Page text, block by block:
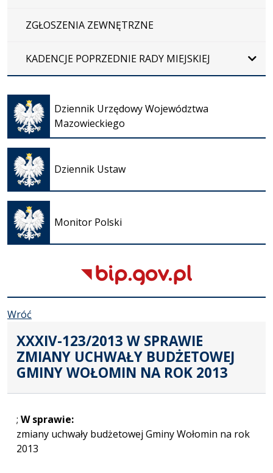
ZGŁOSZENIA ZEWNĘTRZNE
KADENCJE POPRZEDNIE RADY MIEJSKIEJ
Dziennik Urzędowy Województwa
Mazowieckiego
Otwiera
się w
nowej
karcie
Dziennik Ustaw
Otwiera
się w
nowej
karcie
Monitor Polski
Otwiera
się w
nowej
karcie
Wróć
XXXIV-123/2013 W SPRAWIE
ZMIANY UCHWAŁY BUDŻETOWEJ
GMINY WOŁOMIN NA ROK 2013
; W sprawie:
zmiany uchwały budżetowej Gminy Wołomin na rok
2013